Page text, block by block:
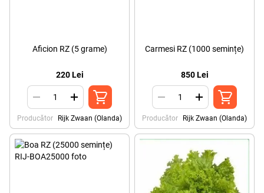
Aficion RZ (5 grame)
220 Lei
Producător Rijk Zwaan (Olanda)
Carmesi RZ (1000 semințe)
850 Lei
Producător Rijk Zwaan (Olanda)